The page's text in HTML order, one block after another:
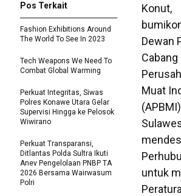
Konut,
Dewan
Muat
untuk
Pos Terkait
Fashion Exhibitions Around
The World To See In 2023
Tech Weapons We Need To
Combat Global Warming
Perkuat Integritas, Siwas
Polres Konawe Utara Gelar
Supervisi Hingga ke Pelosok
Wiwirano
Perkuat Transparansi,
Ditlantas Polda Sultra Ikuti
Anev Pengelolaan PNBP TA
2026 Bersama Wairwasum
Polri